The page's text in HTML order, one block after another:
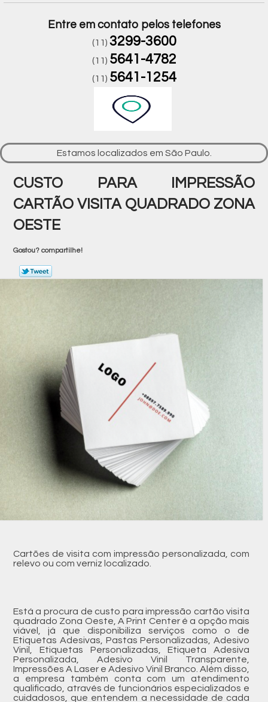
Entre em contato pelos telefones
(11) 3299-3600
(11) 5641-4782
(11) 5641-1254
Estamos localizados em São Paulo.
CUSTO PARA IMPRESSÃO
CARTÃO VISITA QUADRADO ZONA
OESTE
Gostou? compartilhe!
Cartões de visita com impressão personalizada, com
relevo ou com verniz localizado.
Está a procura de custo para impressão cartão visita
quadrado Zona Oeste, A Print Center é a opção mais
viável, já que disponibiliza serviços como o de
Etiquetas Adesivas, Pastas Personalizadas, Adesivo
Vinil, Etiquetas Personalizadas, Etiqueta Adesiva
Personalizada, Adesivo Vinil Transparente,
Impressões A Laser e Adesivo Vinil Branco. Além disso,
a empresa também conta com um atendimento
qualificado, através de funcionários especializados e
cuidadosos, que entendem a necessidade de cada